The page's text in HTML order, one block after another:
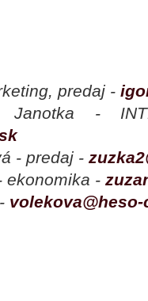
predaj -
Janotka -
- predaj -
ekonomika -